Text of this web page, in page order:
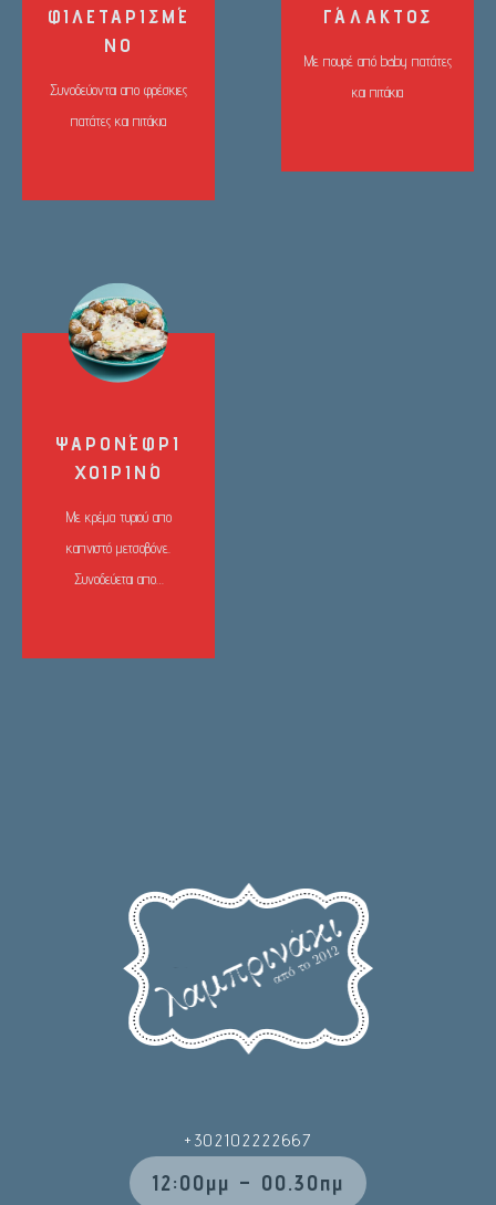
ΦΙΛΕΤΑΡΙΣΜΈ
ΝΟ
Συνοδεύονται απο φρέσκιες
πατάτες και πιτάκια
ΓΆΛΑΚΤΟΣ
Με πουρέ από baby πατάτες
και πιτάκια
ΨΑΡΟΝΈΦΡΙ
ΧΟΙΡΙΝΌ
Με κρέμα τυριού απο
καπνιστό μετσοβόνε.
Συνοδεύεται απο…
+302102222667
12:00μμ – 00.30πμ